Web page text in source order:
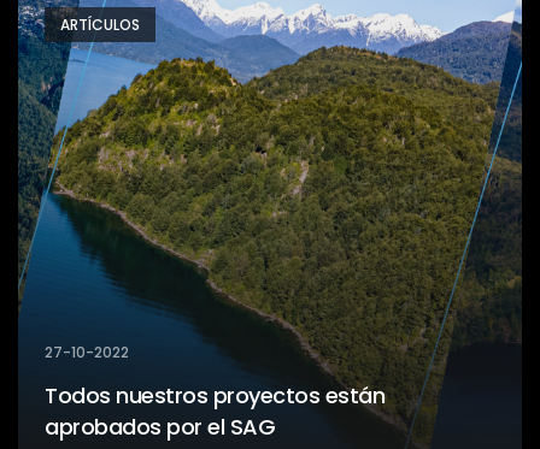
ARTÍCULOS
27-10-2022
Todos nuestros proyectos están
aprobados por el SAG